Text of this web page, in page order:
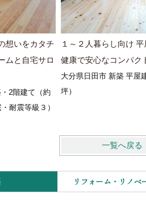
想いをカタチ
ムと自宅サロ
2階建て（約
耐震等級３）
１～２人暮らし向け
健康で安心なコンパク
大分県日田市 新築 平屋
坪）
一覧へ戻る
リフォーム・リノベ